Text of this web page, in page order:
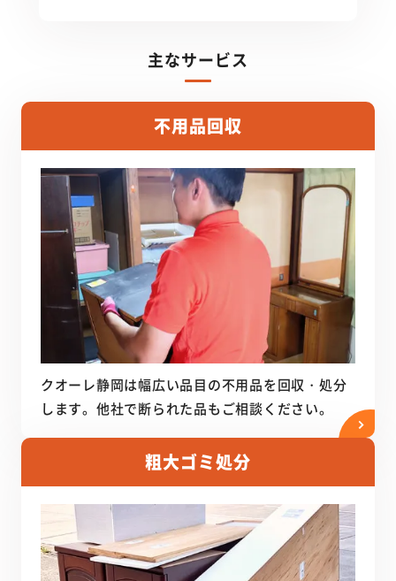
主なサービス
不用品回収
クオーレ静岡は幅広い品目の不用品を回収・処分
します。他社で断られた品もご相談ください。
粗大ゴミ処分